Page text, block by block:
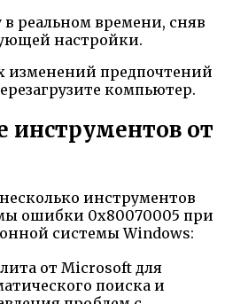
реальном времени, сняв
настройки.
изменений предпочтений
компьютер.
инструментов от
инструментов
ошибки 0x80070005 при
системы Windows:
от Microsoft для
поиска и